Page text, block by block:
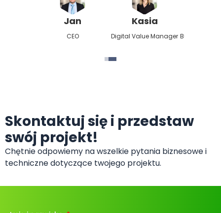
Jan
CEO
Kasia
Digital Value Manager Business
Skontaktuj się i przedstaw
swój projekt!
Chętnie odpowiemy na wszelkie pytania biznesowe i
techniczne dotyczące twojego projektu.